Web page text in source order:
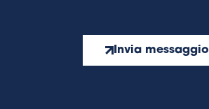
Invia messaggio